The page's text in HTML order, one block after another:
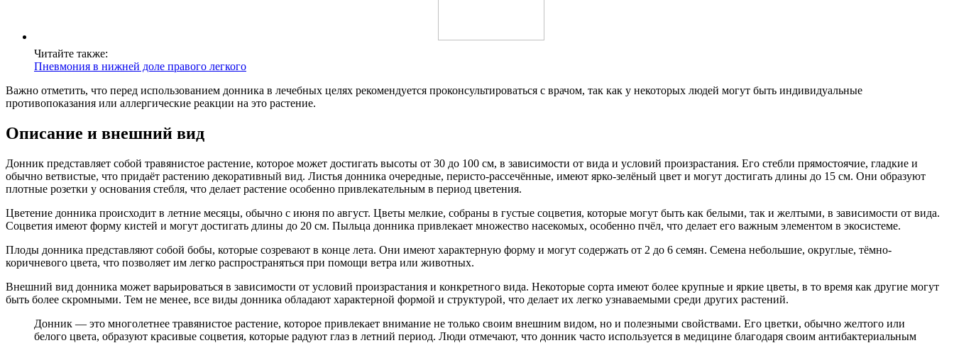
Читайте также:
Пневмония в нижней доле правого легкого
Важно отметить, что перед использованием донника в лечебных целях рекомендуется проконсультироваться с врачом, так как у некоторых людей могут быть индивидуальные
противопоказания или аллергические реакции на это растение.
Описание и внешний вид
Донник представляет собой травянистое растение, которое может достигать высоты от 30 до 100 см, в зависимости от вида и условий произрастания. Его стебли прямостоячие, гладкие и
обычно ветвистые, что придаёт растению декоративный вид. Листья донника очередные, перисто-рассечённые, имеют ярко-зелёный цвет и могут достигать длины до 15 см. Они образуют
плотные розетки у основания стебля, что делает растение особенно привлекательным в период цветения.
Цветение донника происходит в летние месяцы, обычно с июня по август. Цветы мелкие, собраны в густые соцветия, которые могут быть как белыми, так и желтыми, в зависимости от вида.
Соцветия имеют форму кистей и могут достигать длины до 20 см. Пыльца донника привлекает множество насекомых, особенно пчёл, что делает его важным элементом в экосистеме.
Плоды донника представляют собой бобы, которые созревают в конце лета. Они имеют характерную форму и могут содержать от 2 до 6 семян. Семена небольшие, округлые, тёмно-
коричневого цвета, что позволяет им легко распространяться при помощи ветра или животных.
Внешний вид донника может варьироваться в зависимости от условий произрастания и конкретного вида. Некоторые сорта имеют более крупные и яркие цветы, в то время как другие могут
быть более скромными. Тем не менее, все виды донника обладают характерной формой и структурой, что делает их легко узнаваемыми среди других растений.
Донник — это многолетнее травянистое растение, которое привлекает внимание не только своим внешним видом, но и полезными свойствами. Его цветки, обычно желтого или
белого цвета, образуют красивые соцветия, которые радуют глаз в летний период. Люди отмечают, что донник часто используется в медицине благодаря своим антибактериальным